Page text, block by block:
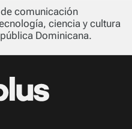
comunicación
ciencia y cultura
Dominicana.